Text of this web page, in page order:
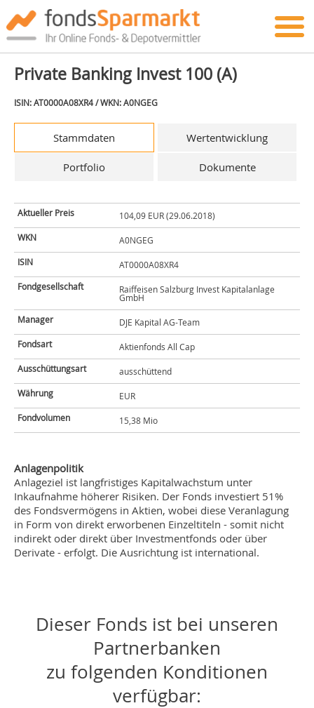
Private Banking Invest 100 (A)
ISIN: AT0000A08XR4 / WKN: A0NGEG
Stammdaten Wertentwicklung
Portfolio Dokumente
Aktueller Preis
104,09 EUR (29.06.2018)
WKN
A0NGEG
ISIN
AT0000A08XR4
Fondgesellschaft
Raiffeisen Salzburg Invest Kapitalanlage
GmbH
Manager
DJE Kapital AG-Team
Fondsart
Aktienfonds All Cap
Ausschüttungsart
ausschüttend
Währung
EUR
Fondvolumen
15,38 Mio
Anlagenpolitik
Anlageziel ist langfristiges Kapitalwachstum unter
Inkaufnahme höherer Risiken. Der Fonds investiert 51%
des Fondsvermögens in Aktien, wobei diese Veranlagung
in Form von direkt erworbenen Einzeltiteln - somit nicht
indirekt oder direkt über Investmentfonds oder über
Derivate - erfolgt. Die Ausrichtung ist international.
Dieser Fonds ist bei unseren
Partnerbanken
zu folgenden Konditionen
verfügbar: